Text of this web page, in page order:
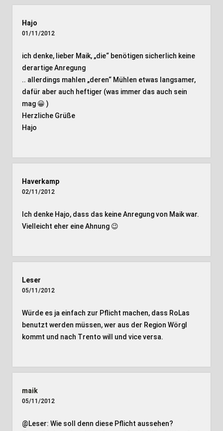
Hajo
01/11/2012
ich denke, lieber Maik, „die“ benötigen sicherlich keine
derartige Anregung
.. allerdings mahlen „deren“ Mühlen etwas langsamer,
dafür aber auch heftiger (was immer das auch sein
mag 😀 )
Herzliche Grüße
Hajo
Haverkamp
02/11/2012
Ich denke Hajo, dass das keine Anregung von Maik war.
Vielleicht eher eine Ahnung 😉
Leser
05/11/2012
Würde es ja einfach zur Pflicht machen, dass RoLas
benutzt werden müssen, wer aus der Region Wörgl
kommt und nach Trento will und vice versa.
maik
05/11/2012
@Leser: Wie soll denn diese Pflicht aussehen?